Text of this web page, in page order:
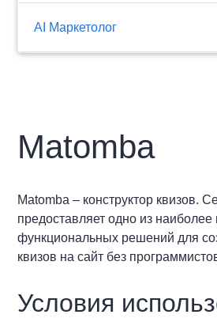
AI Маркетолог
Matomba
Matomba – конструктор квизов.
предоставляет одно из
функциональных решений для
квизов на сайт без
Условия